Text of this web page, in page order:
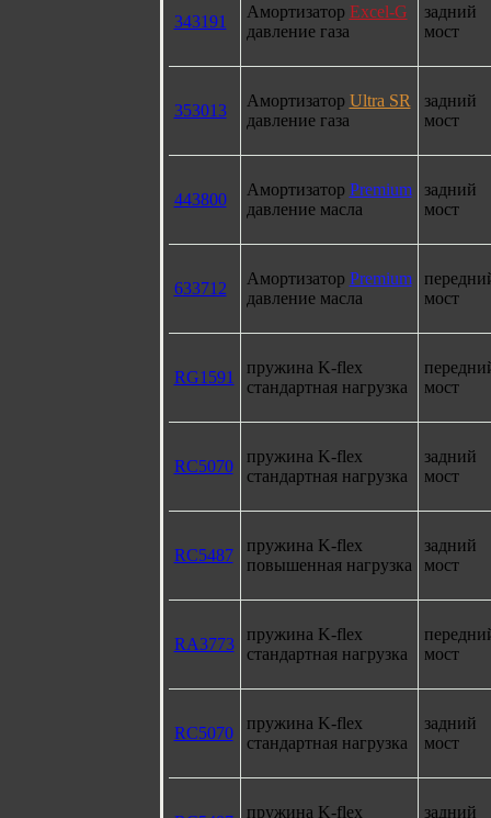
343191
Амортизатор Excel-G
давление газа
задний
мост
353013
Амортизатор Ultra SR
давление газа
задний
мост
443800
Амортизатор Premium
давление масла
задний
мост
633712
Амортизатор Premium
давление масла
мост
RG1591
пружина K-flex
стандартная нагрузка
мост
RC5070
пружина K-flex
стандартная нагрузка
задний
мост
RC5487
пружина K-flex
повышенная нагрузка
задний
мост
RA3773
пружина K-flex
стандартная нагрузка
мост
RC5070
пружина K-flex
стандартная нагрузка
задний
мост
пружина K-flex задний